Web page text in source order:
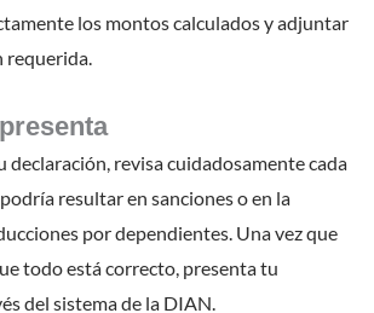
los montos calculados y adjuntar
requerida.
declaración, revisa cuidadosamente cada
resultar en sanciones o en la
por dependientes. Una vez que
todo está correcto, presenta tu
del sistema de la DIAN.